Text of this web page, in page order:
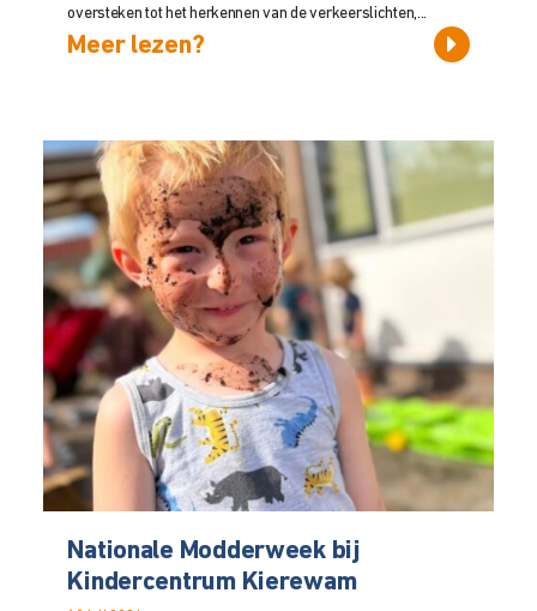
oversteken tot het herkennen van de verkeerslichten,...
Meer lezen?
Nationale Modderweek bij
Kindercentrum Kierewam